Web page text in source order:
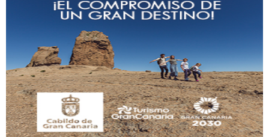
Adopción urgente
Busco adopción responsable para mi perra. Pastor alemán, hembra, 4 años. Por
motivos personales ...
Leales.org » Gran Canaria | 6.7.2025